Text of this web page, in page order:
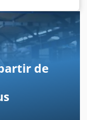
Ajyaw A
de